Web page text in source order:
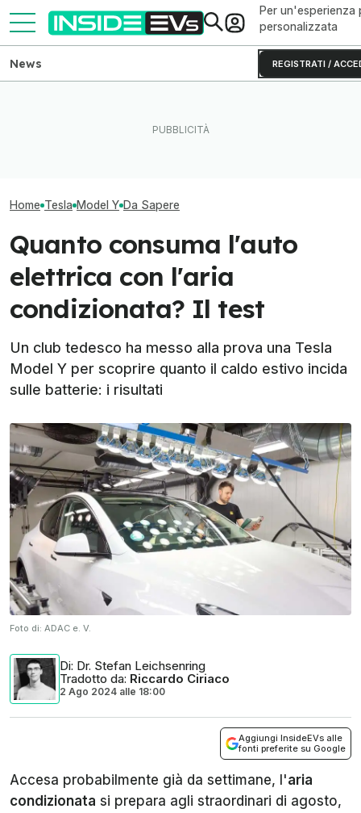
Per un'esperienza
personalizzata
REGISTRATI /
News
Home Tesla Model Y Da Sapere
Quanto consuma l'auto
elettrica con l'aria
condizionata? Il test
Un club tedesco ha messo alla prova una Tesla
Model Y per scoprire quanto il caldo estivo incida
sulle batterie: i risultati
Foto di: ADAC e. V.
Di: Dr. Stefan Leichsenring
Tradotto da: Riccardo Ciriaco
2 Ago 2024 alle 18:00
Aggiungi InsideEVs alle
fonti preferite su Google
Accesa probabilmente già da settimane, l'aria
condizionata si prepara agli straordinari di agosto,